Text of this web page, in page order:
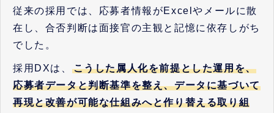
従来の採用では、応募者情報がExcelやメールに散
在し、合否判断は面接官の主観と記憶に依存しがち
でした。
採用DXは、
こうした属人化を前提とした運用を、
応募者データと判断基準を整え、データに基づいて
再現と改善が可能な仕組みへと作り替える取り組